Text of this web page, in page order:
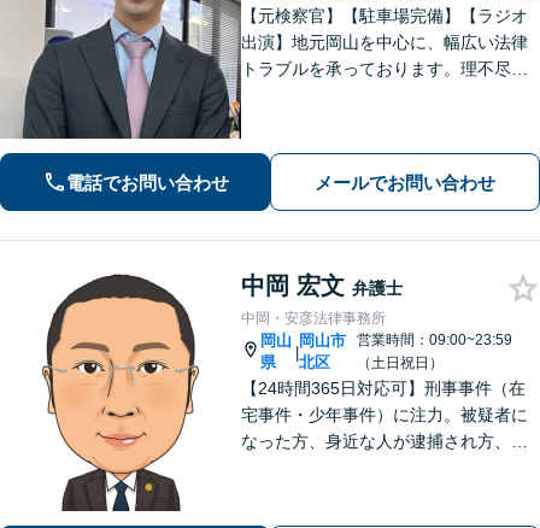
【元検察官】【駐車場完備】【ラジオ
出演】地元岡山を中心に、幅広い法律
トラブルを承っております。理不尽な
にご相談ください【WEB面談｜夜間面
談可】
電話でお問い合わせ メールでお問い合わせ
中岡 宏文 弁護士
中岡・安彦法律事務所
岡山
県
|
岡山市
北区
営業時間：09:00~23:59
（土日祝日）
【24時間365日対応可】刑事事件（在
宅事件・少年事件）に注力。被疑者に
なった方、身近な人が逮捕され方、す